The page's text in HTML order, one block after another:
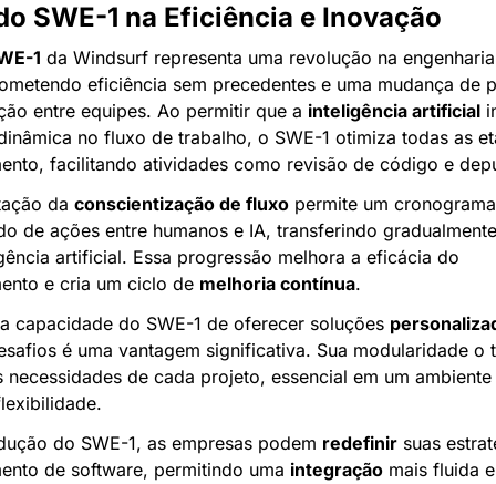
SWE-1 na Eficiência e Inovação
1 da Windsurf representa uma revolução na
eficiência sem precedentes e uma mudança de
entre equipes. Ao permitir que a inteligência artificial
no fluxo de trabalho, o SWE-1 otimiza todas as
facilitando atividades como revisão de código e
da conscientização de fluxo permite um cronograma
de ações entre humanos e IA, transferindo
artificial. Essa progressão melhora a eficácia do
e cria um ciclo de melhoria contínua.
capacidade do SWE-1 de oferecer soluções
é uma vantagem significativa. Sua modularidade o
necessidades de cada projeto, essencial em um
do SWE-1, as empresas podem redefinir suas
de software, permitindo uma integração mais fluida